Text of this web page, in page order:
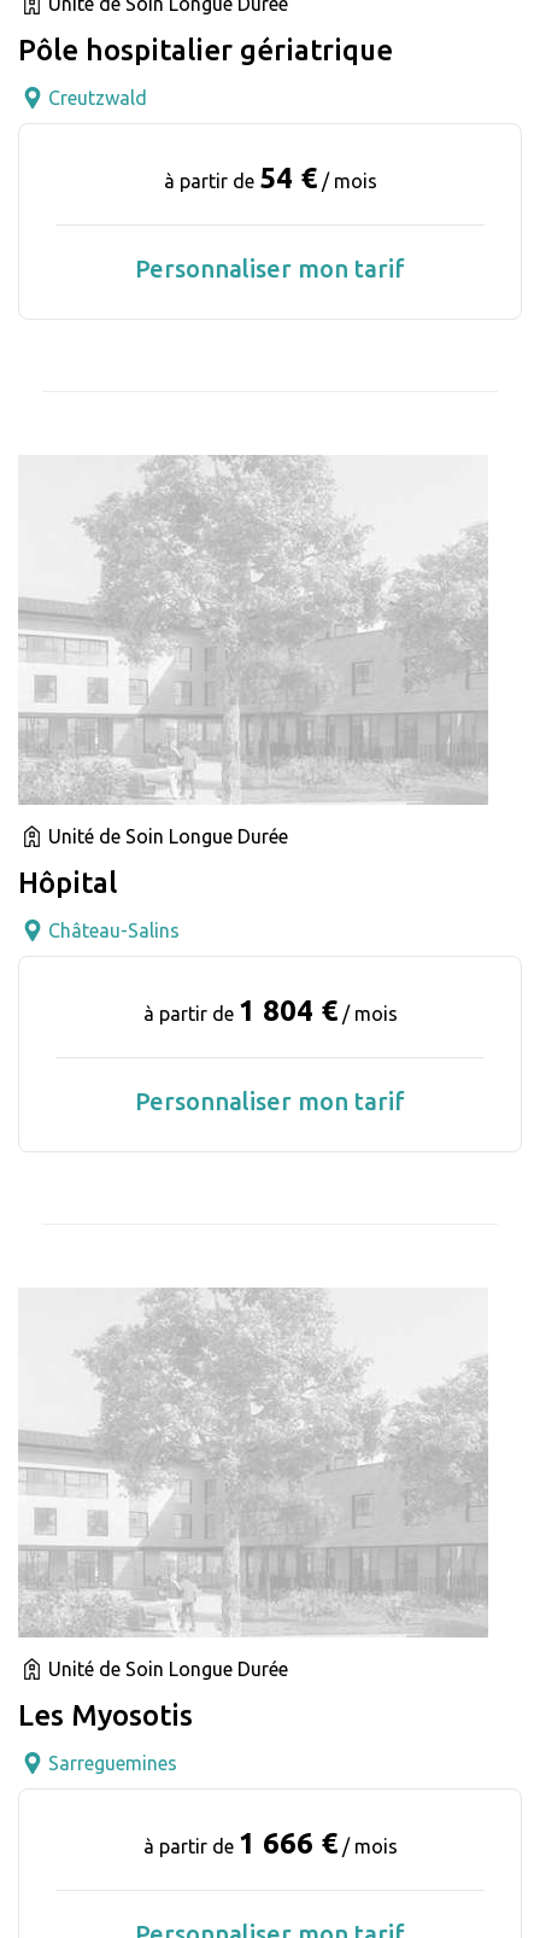
Pôle hospitalier gériatrique
Creutzwald
à partir de 54 € / mois
Personnaliser mon tarif
Unité de Soin Longue Durée
Hôpital
Château-Salins
à partir de 1 804 € / mois
Personnaliser mon tarif
Unité de Soin Longue Durée
Les Myosotis
Sarreguemines
à partir de 1 666 € / mois